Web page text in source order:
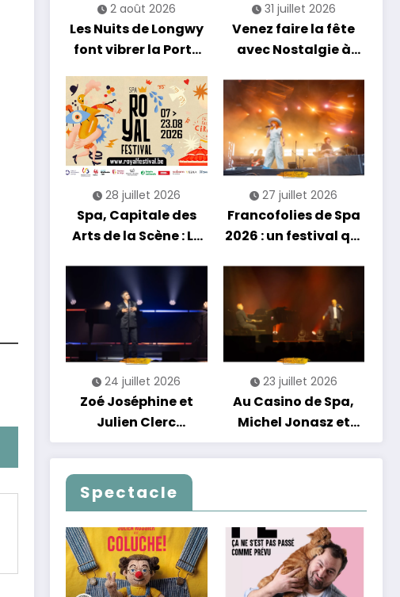
2 août 2026
Les Nuits de Longwy
font vibrer la Porte
soirée entre
découvertes et
énergie reggae
31 juillet 2026
Venez faire la fête
avec Nostalgie à
28 juillet 2026
Spa, Capitale des
Arts de la Scène : Le
27 juillet 2026
Francofolies de Spa
2026 : un festival qui
nouveautés et
grands moments de
scène
24 juillet 2026
Zoé Joséphine et
Julien Clerc
clôturent en beauté
Les Nuits
Francofolies au
23 juillet 2026
Au Casino de Spa,
Michel Jonasz et
Alain Chamfort
célèbrent le temps
nostalgie
Spectacle